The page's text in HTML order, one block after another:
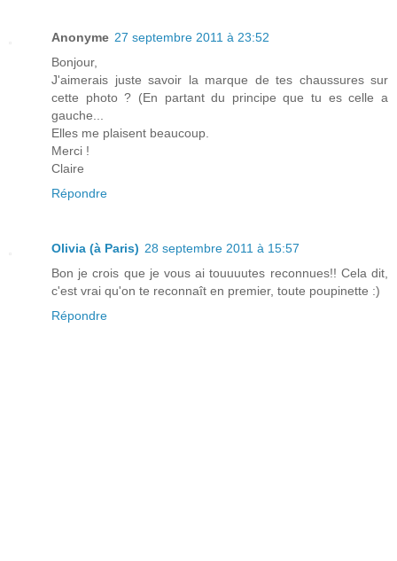
Anonyme 27 septembre 2011 à 23:52
Bonjour,
J'aimerais juste savoir la marque de tes chaussures sur
cette photo ? (En partant du principe que tu es celle a
gauche...
Elles me plaisent beaucoup.
Merci !
Claire
Répondre
Olivia (à Paris) 28 septembre 2011 à 15:57
Bon je crois que je vous ai touuuutes reconnues!! Cela dit,
c'est vrai qu'on te reconnaît en premier, toute poupinette :)
Répondre